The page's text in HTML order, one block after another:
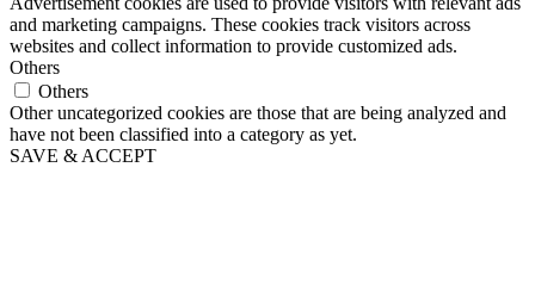
and marketing campaigns. These cookies track visitors across
websites and collect information to provide customized ads.
Others
Others
Other uncategorized cookies are those that are being analyzed and
have not been classified into a category as yet.
SAVE & ACCEPT